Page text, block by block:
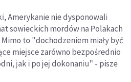
Amerykanie nie dysponowali
sowieckich mordów na Polakach
to "dochodzeniem miały być
miejsce zarówno bezpośrednio
jak i po jej dokonaniu" - pisze